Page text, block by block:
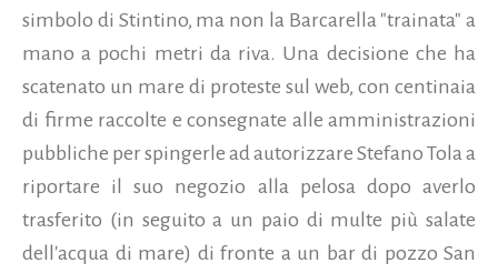
simbolo di Stintino, ma non la Barcarella "trainata" a
mano a pochi metri da riva. Una decisione che ha
scatenato un mare di proteste sul web, con centinaia
di firme raccolte e consegnate alle amministrazioni
pubbliche per spingerle ad autorizzare Stefano Tola a
riportare il suo negozio alla pelosa dopo averlo
trasferito (in seguito a un paio di multe più salate
dell'acqua di mare) di fronte a un bar di pozzo San